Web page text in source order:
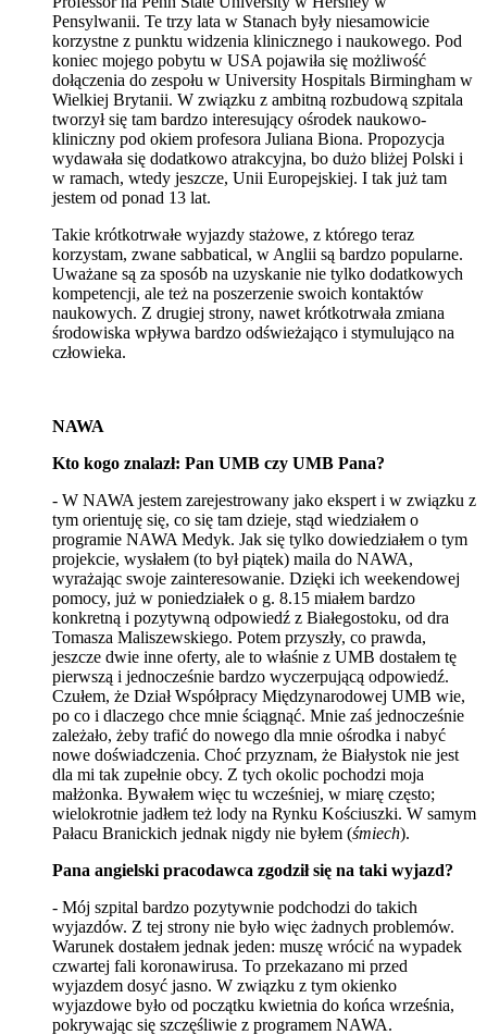
Pensylwanii. Te trzy lata w Stanach były niesamowicie
korzystne z punktu widzenia klinicznego i naukowego. Pod
koniec mojego pobytu w USA pojawiła się możliwość
dołączenia do zespołu w University Hospitals Birmingham w
Wielkiej Brytanii. W związku z ambitną rozbudową szpitala
tworzył się tam bardzo interesujący ośrodek naukowo-
kliniczny pod okiem profesora Juliana Biona. Propozycja
wydawała się dodatkowo atrakcyjna, bo dużo bliżej Polski i
w ramach, wtedy jeszcze, Unii Europejskiej. I tak już tam
jestem od ponad 13 lat.
Takie krótkotrwałe wyjazdy stażowe, z którego teraz
korzystam, zwane sabbatical, w Anglii są bardzo popularne.
Uważane są za sposób na uzyskanie nie tylko dodatkowych
kompetencji, ale też na poszerzenie swoich kontaktów
naukowych. Z drugiej strony, nawet krótkotrwała zmiana
środowiska wpływa bardzo odświeżająco i stymulująco na
człowieka.
NAWA
Kto kogo znalazł: Pan UMB czy UMB Pana?
- W NAWA jestem zarejestrowany jako ekspert i w związku z
tym orientuję się, co się tam dzieje, stąd wiedziałem o
programie NAWA Medyk. Jak się tylko dowiedziałem o tym
projekcie, wysłałem (to był piątek) maila do NAWA,
wyrażając swoje zainteresowanie. Dzięki ich weekendowej
pomocy, już w poniedziałek o g. 8.15 miałem bardzo
konkretną i pozytywną odpowiedź z Białegostoku, od dra
Tomasza Maliszewskiego. Potem przyszły, co prawda,
jeszcze dwie inne oferty, ale to właśnie z UMB dostałem tę
pierwszą i jednocześnie bardzo wyczerpującą odpowiedź.
Czułem, że Dział Współpracy Międzynarodowej UMB wie,
po co i dlaczego chce mnie ściągnąć. Mnie zaś jednocześnie
zależało, żeby trafić do nowego dla mnie ośrodka i nabyć
nowe doświadczenia. Choć przyznam, że Białystok nie jest
dla mi tak zupełnie obcy. Z tych okolic pochodzi moja
małżonka. Bywałem więc tu wcześniej, w miarę często;
wielokrotnie jadłem też lody na Rynku Kościuszki. W samym
Pałacu Branickich jednak nigdy nie byłem (śmiech).
Pana angielski pracodawca zgodził się na taki wyjazd?
- Mój szpital bardzo pozytywnie podchodzi do takich
wyjazdów. Z tej strony nie było więc żadnych problemów.
Warunek dostałem jednak jeden: muszę wrócić na wypadek
czwartej fali koronawirusa. To przekazano mi przed
wyjazdem dosyć jasno. W związku z tym okienko
wyjazdowe było od początku kwietnia do końca września,
pokrywając się szczęśliwie z programem NAWA.